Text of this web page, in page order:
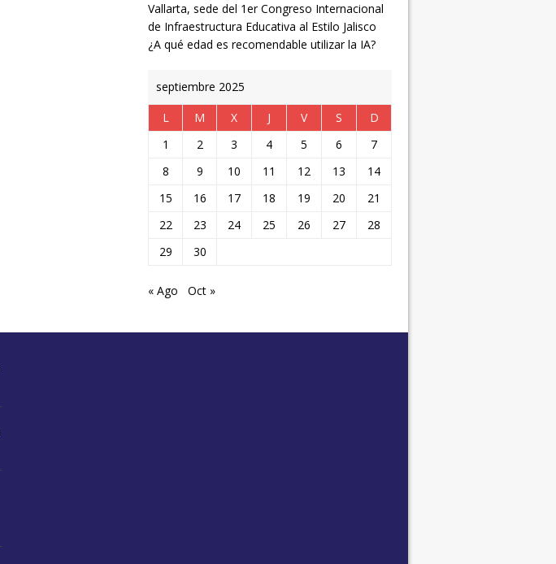
Vallarta, sede del 1er Congreso Internacional
de Infraestructura Educativa al Estilo Jalisco
¿A qué edad es recomendable utilizar la IA?
septiembre 2025
L
M X J V S
D
1
2 3 4 5 6
7
8
9 10 11 12 13
14
15
16 17 18 19 20
21
22
23 24 25 26 27
28
29
30
« Ago Oct »